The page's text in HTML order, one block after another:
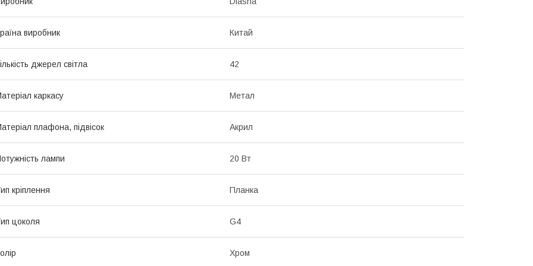
виробник Китай
джерел світла 42
каркасу Метал
плафона, підвісок Акрил
лампи 20 Вт
кріплення Планка
цоколя G4
Хром